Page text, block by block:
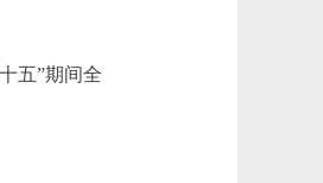
五”期间全